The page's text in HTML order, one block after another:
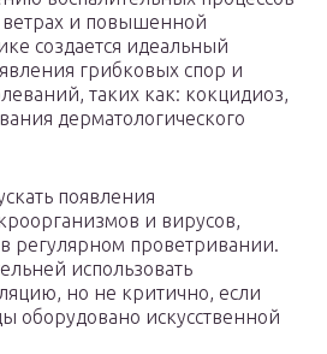
и повышенной
создается идеальный
грибковых спор и
таких как: кокцидиоз,
дерматологического
появления
и вирусов,
регулярном проветривании.
использовать
но не критично, если
оборудовано искусственной